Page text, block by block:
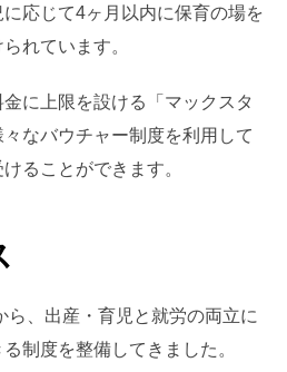
応じて4ヶ月以内に保育の場を
れています。
に上限を設ける「マックスタ
なバウチャー制度を利用して
ることができます。
ら、出産・育児と就労の両立に
制度を整備してきました。